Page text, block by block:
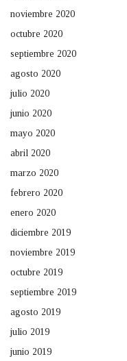
noviembre 2020
octubre 2020
septiembre 2020
agosto 2020
julio 2020
junio 2020
mayo 2020
abril 2020
marzo 2020
febrero 2020
enero 2020
diciembre 2019
noviembre 2019
octubre 2019
septiembre 2019
agosto 2019
julio 2019
junio 2019